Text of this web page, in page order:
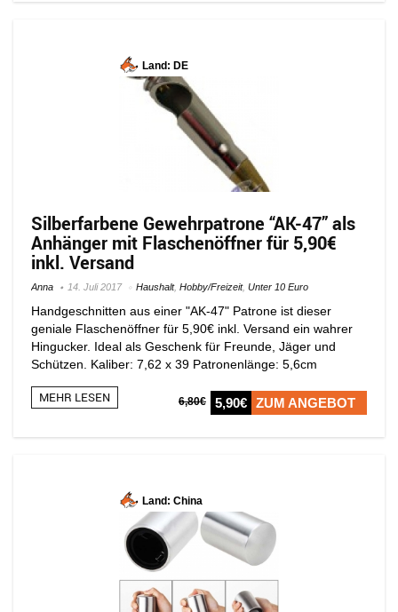
Land: DE
Silberfarbene Gewehrpatrone “AK-47” als
Anhänger mit Flaschenöffner für 5,90€
inkl. Versand
Anna 14. Juli 2017 Haushalt, Hobby/Freizeit, Unter 10 Euro
Handgeschnitten aus einer "AK-47" Patrone ist dieser
geniale Flaschenöffner für 5,90€ inkl. Versand ein wahrer
Hingucker. Ideal als Geschenk für Freunde, Jäger und
Schützen. Kaliber: 7,62 x 39 Patronenlänge: 5,6cm
MEHR LESEN 6,80€ 5,90€ ZUM ANGEBOT
Land: China